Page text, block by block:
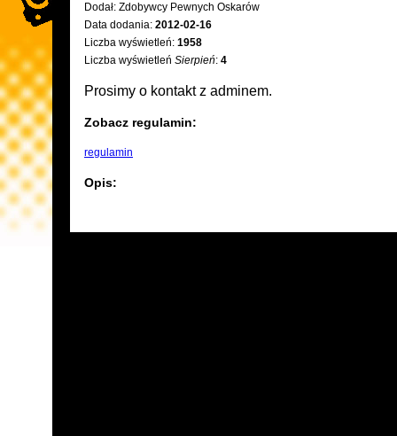
Dodał: Zdobywcy Pewnych Oskarów
Data dodania: 2012-02-16
Liczba wyświetleń: 1958
Liczba wyświetleń Sierpień: 4
Prosimy o kontakt z adminem.
Zobacz regulamin:
regulamin
Opis: